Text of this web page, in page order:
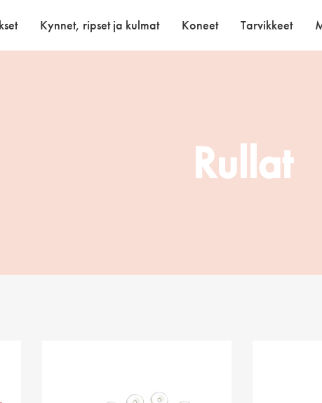
Kynnet, ripset ja kulmat Koneet Tarvikkeet
Rullat